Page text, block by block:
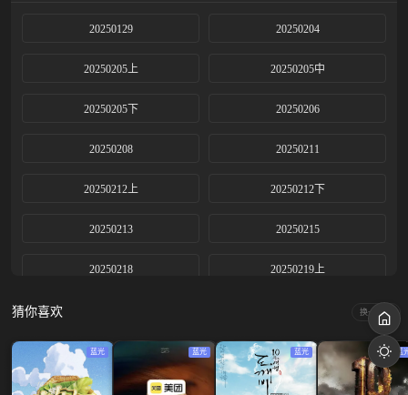
20250129 20250204
20250205上 20250205中
20250205下 20250206
20250208 20250211
20250212上 20250212下
20250213 20250215
20250218 20250219上
20250222 20250225
20250226上 20250226下
猜你喜欢 换一换
蓝光 蓝光 蓝光 蓝